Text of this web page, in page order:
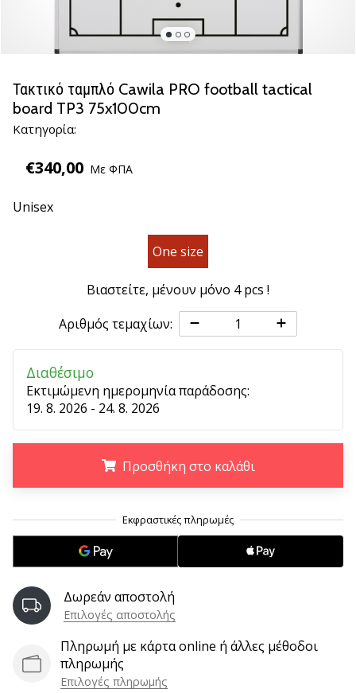
βόλεϊ
όπως
εμείς;
μαζί
ως
11. 8. 2022
Weplayvolleyball
Πρόγραμμα
Έχετε
ιστότοπο,
ιστολόγιο,
στο
Facebook
ή
φόρουμ
συζητήσεων;
Αφήστε
τα
Τακτικό ταμπλό Cawila PRO football tactical
board TP3 75x100cm
Κατηγορία:
€340,00 Με ΦΠΑ
Unisex
One size
Βιαστείτε, μένουν μόνο 4 pcs !
Αριθμός τεμαχίων:
Διαθέσιμο
Εκτιμώμενη ημερομηνία παράδοσης:
19. 8. 2026 - 24. 8. 2026
Προσθήκη στο καλάθι
Δωρεάν αποστολή
Επιλογές αποστολής
Πληρωμή με κάρτα online ή άλλες μέθοδοι
πληρωμής
Επιλογές πληρωμής